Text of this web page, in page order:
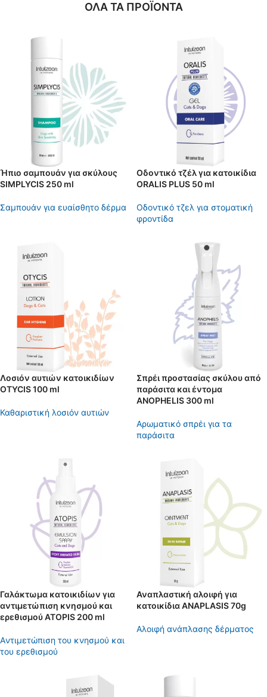
ΟΛΑ ΤΑ ΠΡΟΪΟΝΤΑ
Ήπιο σαμπουάν για σκύλους
SIMPLYCIS 250 ml
Σαμπουάν για ευαίσθητο δέρμα
Οδοντικό τζέλ για κατοικίδια
ORALIS PLUS 50 ml
Οδοντικό τζελ για στοματική
φροντίδα
Λοσιόν αυτιών κατοικιδίων
OTYCIS 100 ml
Καθαριστική λοσιόν αυτιών
Σπρέι προστασίας σκύλου από
παράσιτα και έντομα
ANOPHELIS 300 ml
Αρωματικό σπρέι για τα
παράσιτα
Γαλάκτωμα κατοικιδίων για
αντιμετώπιση κνησμού και
ερεθισμού ATOPIS 200 ml
Aντιμετώπιση του κνησμού και
του ερεθισμού
Αναπλαστική αλοιφή για
κατοικίδια ANAPLASIS 70g
Aλοιφή ανάπλασης δέρματος